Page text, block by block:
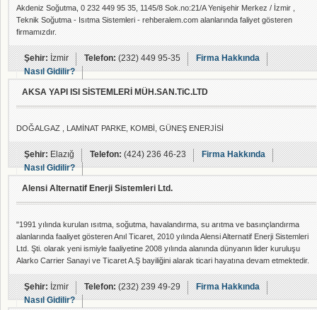
Akdeniz Soğutma, 0 232 449 95 35, 1145/8 Sok.no:21/A Yenişehir Merkez / İzmir ,
Teknik Soğutma - Isıtma Sistemleri - rehberalem.com alanlarında faliyet gösteren
firmamızdır.
Şehir:İzmir Telefon:(232) 449 95-35
Firma Hakkında
Nasıl Gidilir?
AKSA YAPI ISI SİSTEMLERİ MÜH.SAN.TiC.LTD
DOĞALGAZ , LAMİNAT PARKE, KOMBİ, GÜNEŞ ENERJİSİ
Şehir:Elazığ Telefon:(424) 236 46-23
Firma Hakkında
Nasıl Gidilir?
Alensi Alternatif Enerji Sistemleri Ltd.
"1991 yılında kurulan ısıtma, soğutma, havalandırma, su arıtma ve basınçlandırma
alanlarında faaliyet gösteren Anıl Ticaret, 2010 yılında Alensi Alternatif Enerji Sistemleri
Ltd. Şti. olarak yeni ismiyle faaliyetine 2008 yılında alanında dünyanın lider kuruluşu
Alarko Carrier Sanayi ve Ticaret A.Ş bayiliğini alarak ticari hayatına devam etmektedir.
Yenilenebilir alternatif enerji sistemlerine kısa sürede uyum gösteren Alensi Ltd. Şti.’nin
ana faaliyet konuları Endüstriyel alanda, araştırma geliştirme, projelendirme taahhüt
Şehir:İzmir Telefon:(232) 239 49-29
Firma Hakkında
Nasıl Gidilir?